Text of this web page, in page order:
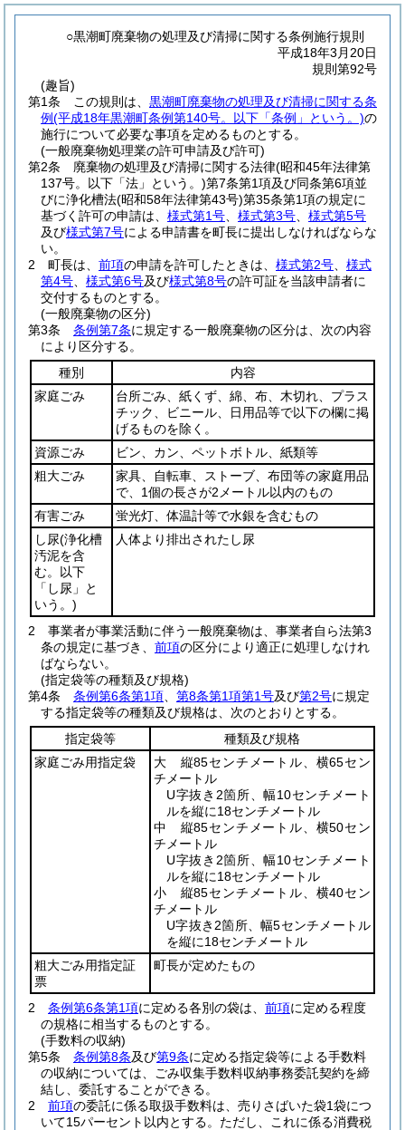
○黒潮町廃棄物の処理及び清掃に関する条例施行規則
平成18年3月20日
規則第92号
(趣旨)
第1条
この規則は、 黒潮町廃棄物の処理及び清掃に関する条
例(平成18年黒潮町条例第140号。以下「条例」という。)の
施行について必要な事項を定めるものとする。
(一般廃棄物処理業の許可申請及び許可)
第2条
廃棄物の処理及び清掃に関する法律(昭和45年法律第
137号。以下「法」という。)第7条第1項及び同条第6項並
びに浄化槽法(昭和58年法律第43号)第35条第1項の規定に
基づく許可の申請は、 様式第1号 様式第3号
様式第5号
及び様式第7号による申請書を町長に提出しなければならな
い。
2
町長は、 前項の申請を許可したときは、 様式第2号
様式
第4号
様式第6号及び様式第8号の許可証を当該申請者に
交付するものとする。
(一般廃棄物の区分)
第3条
条例第7条に規定する一般廃棄物の区分は、次の内容
により区分する。
種別
内容
家庭ごみ
台所ごみ、紙くず、綿、布、木切れ、プラス
チック、ビニール、日用品等で以下の欄に掲
げるものを除く。
資源ごみ
ビン、カン、ペットボトル、紙類等
粗大ごみ
家具、自転車、ストーブ、布団等の家庭用品
で、1個の長さが2メートル以内のもの
有害ごみ
蛍光灯、体温計等で水銀を含むもの
し尿(浄化槽
汚泥を含
む。以下
「し尿」と
いう。)
人体より排出されたし尿
2
事業者が事業活動に伴う一般廃棄物は、事業者自ら法第3
条の規定に基づき、 前項の区分により適正に処理しなけれ
ばならない。
(指定袋等の種類及び規格)
第4条
条例第6条第1項 第8条第1項第1号及び第2号に規定
する指定袋等の種類及び規格は、次のとおりとする。
指定袋等
種類及び規格
家庭ごみ用指定袋
大 縦85センチメートル、横65セン
チメートル
U字抜き2箇所、幅10センチメート
ルを縦に18センチメートル
中 縦85センチメートル、横50セン
チメートル
U字抜き2箇所、幅10センチメート
ルを縦に18センチメートル
小 縦85センチメートル、横40セン
チメートル
U字抜き2箇所、幅5センチメートル
を縦に18センチメートル
粗大ごみ用指定証
票
町長が定めたもの
2 条例第6条第1項に定める各別の袋は、 前項に定める程度
の規格に相当するものとする。
(手数料の収納)
第5条
条例第8条及び第9条に定める指定袋等による手数料
の収納については、ごみ収集手数料収納事務委託契約を締
結し、委託することができる。
2
前項の委託に係る取扱手数料は、売りさばいた袋1袋につ
いて15パーセント以内とする。 ただし、これに係る消費税